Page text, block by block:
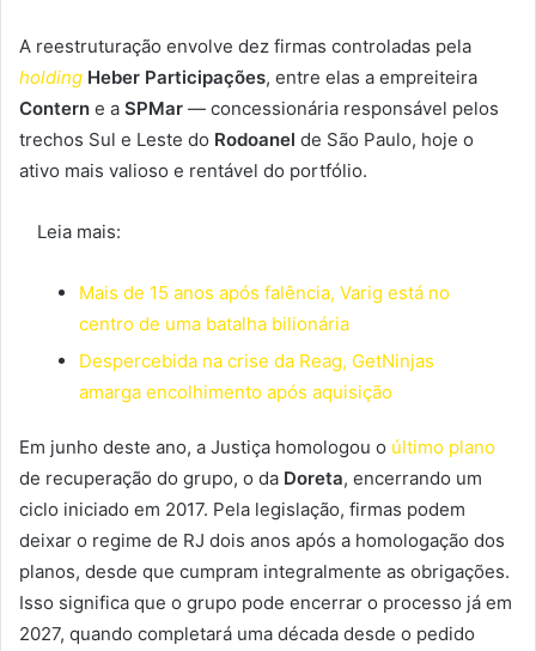
A reestruturação envolve dez firmas controladas pela
holding Heber Participações, entre elas a empreiteira
Contern e a SPMar — concessionária responsável pelos
trechos Sul e Leste do Rodoanel de São Paulo, hoje o
ativo mais valioso e rentável do portfólio.
Leia mais:
Mais de 15 anos após falência, Varig está no
centro de uma batalha bilionária
Despercebida na crise da Reag, GetNinjas
amarga encolhimento após aquisição
Em junho deste ano, a Justiça homologou o último plano
de recuperação do grupo, o da Doreta, encerrando um
ciclo iniciado em 2017. Pela legislação, firmas podem
deixar o regime de RJ dois anos após a homologação dos
planos, desde que cumpram integralmente as obrigações.
Isso significa que o grupo pode encerrar o processo já em
2027, quando completará uma década desde o pedido